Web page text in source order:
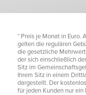
* Preis je Monat in Euro.
gelten die regulären
die gesetzliche
der sich einschließlich
Sitz im
Ihrem Sitz in einem
dargestellt. Der
für jeden Kunden nur